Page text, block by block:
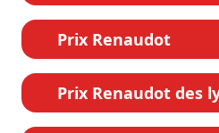
Prix Renaudot
Prix Renaudot des